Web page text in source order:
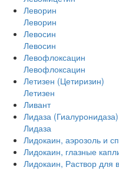
Леворин
Леворин
Левосин
Левосин
Левофлоксацин
Левофлоксацин
Летизен (Цетиризин)
Летизен
Ливант
Лидаза (Гиалуронидаза)
Лидаза
Лидокаин, аэрозоль и
Лидокаин, глазные
Лидокаин, Раствор для